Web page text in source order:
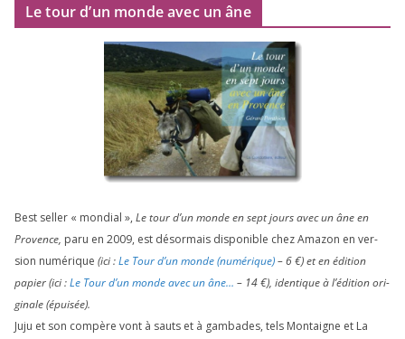
Le tour d’un monde avec un âne
Best sel­ler « mon­dial », Le tour d’un monde en sept jours avec un âne en
Provence, paru en 2009, est désor­mais dis­po­nible chez Amazon en ver­
sion numé­rique (ici :Le Tour d’un monde (numé­rique)–6€) et en édi­tion
papier (ici :Le Tour d’un monde avec un âne… – 14€), iden­tique à l’é­di­tion ori­
gi­nale (épui­sée).
Juju et son com­père vont à sauts et à gam­bades, tels Montaigne et La